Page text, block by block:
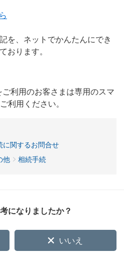
を、ネットでかんたんにでき
おります。
利用のお客さまは専用のスマ
利用ください。
に関するお問合せ
他 相続手続
になりましたか？
いいえ